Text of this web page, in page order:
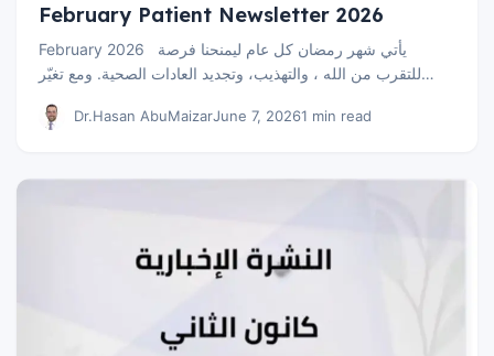
February Patient Newsletter 2026
February 2026 يأتي شهر رمضان كل عام ليمنحنا فرصة
للتقرب من الله ، والتهذيب، وتجديد العادات الصحية. ومع تغيّر…
Dr.Hasan AbuMaizarJune 7, 20261 min read